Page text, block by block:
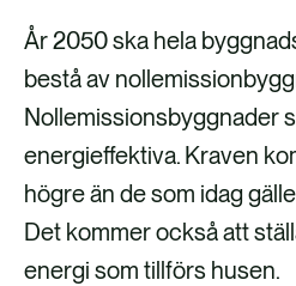
År 2050 ska hela
bestå av
Nollemissionsbyggnader
energieffektiva. Kraven
högre än de som idag
Det kommer också att
energi som tillförs husen.